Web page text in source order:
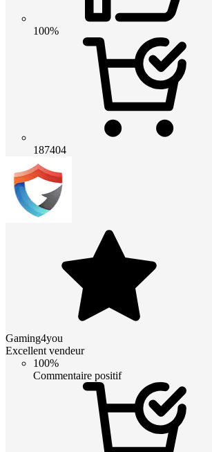
100%
187404
Gaming4you
Excellent vendeur
100%
Commentaire positif